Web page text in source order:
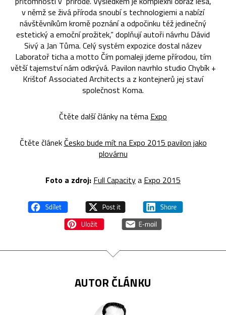
v němž se živá příroda snoubí s technologiemi a nabízí
návštěvníkům kromě poznání a odpočinku též jedinečný
estetický a emoční prožitek,“ doplňují autoři návrhu Dávid
Sivý a Jan Tůma. Celý systém expozice dostal název
Laboratoř ticha a motto Čím pomaleji jdeme přírodou, tím
větší tajemství nám odkrývá. Pavilon navrhlo studio Chybík +
Krištof Associated Architects a z kontejnerů jej staví
společnost Koma.
Čtěte další články na téma Expo
Čtěte článek Česko bude mít na Expo 2015 pavilon jako
plovárnu
Foto a zdroj: Full Capacitya Expo 2015
AUTOR ČLÁNKU